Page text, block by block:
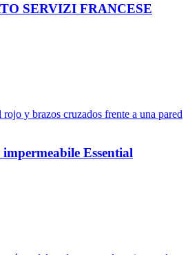
SERVIZI FRANCESE
Essential